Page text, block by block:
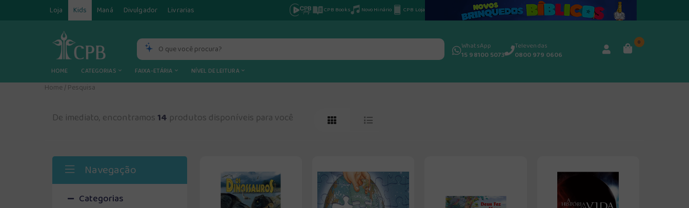
Loja Kids Maná Divulgador Livrarias CPB Books Novo Hinário CPB Loja
WhatsApp
15 98100 5073
Televendas
0800 979 0606
0
HOME CATEGORIAS FAIXA-ETÁRIA NÍVEL DE LEITURA
Home /Pesquisa
De imediato, encontramos 14 produtos disponíveis para você
Navegação
Categorias